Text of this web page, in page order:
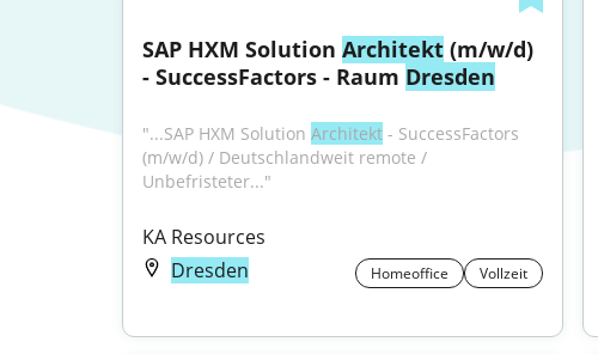
SAP HXM Solution Architekt (m/w/d)
- SuccessFactors - Raum Dresden
"...SAP HXM Solution Architekt - SuccessFactors
(m/w/d) / Deutschlandweit remote /
Unbefristeter..."
KA Resources
Dresden
Homeoffice Vollzeit